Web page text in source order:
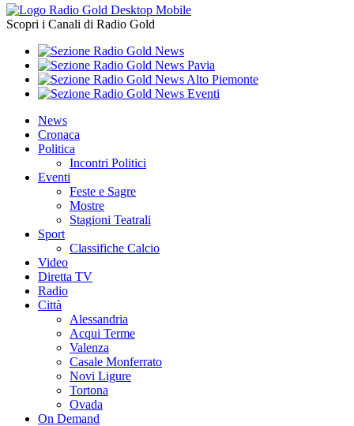
Scopri i Canali di Radio Gold
News
Cronaca
Politica
Incontri Politici
Eventi
Feste e Sagre
Mostre
Stagioni Teatrali
Sport
Classifiche Calcio
Video
Diretta TV
Radio
Città
Alessandria
Acqui Terme
Valenza
Casale Monferrato
Novi Ligure
Tortona
Ovada
On Demand